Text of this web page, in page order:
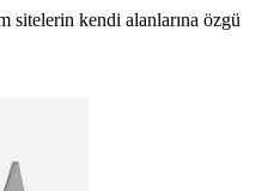
sitelerin kendi alanlarına özgü